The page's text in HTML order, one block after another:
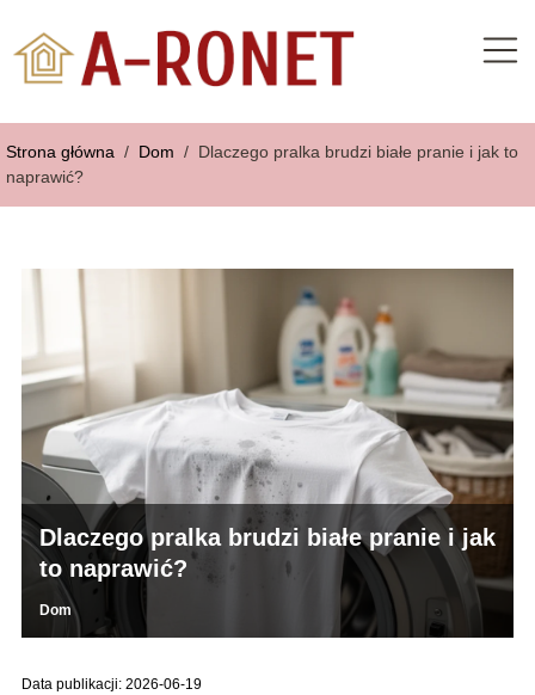
Strona główna / Dom / Dlaczego pralka brudzi białe pranie i jak to
naprawić?
Dlaczego pralka brudzi białe pranie i jak
to naprawić?
Dom
Data publikacji: 2026-06-19